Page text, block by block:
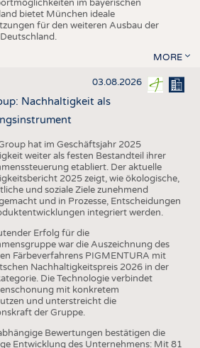
im bayerischen
bietet München ideale
für den weiteren Ausbau der
MORE
03.08.2026
Nachhaltigkeit als
hat im Geschäftsjahr 2025
weiter als festen Bestandteil ihrer
etabliert. Der aktuelle
2025 zeigt, wie ökologische,
und soziale Ziele zunehmend
und in Prozesse, Entscheidungen
integriert werden.
Erfolg für die
war die Auszeichnung des
Färbeverfahrens PIGMENTURA mit
Nachhaltigkeitspreis 2026 in der
Die Technologie verbindet
mit konkretem
und unterstreicht die
der Gruppe.
Bewertungen bestätigen die
Entwicklung des Unternehmens: Mit 81